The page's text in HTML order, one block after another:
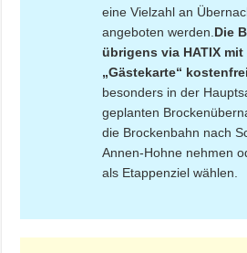
eine Vielzahl an
angeboten werden. Die
übrigens via HATIX
„Gästekarte“
besonders in der
geplanten
die Brockenbahn nach
Annen-Hohne nehmen
als Etappenziel wählen.